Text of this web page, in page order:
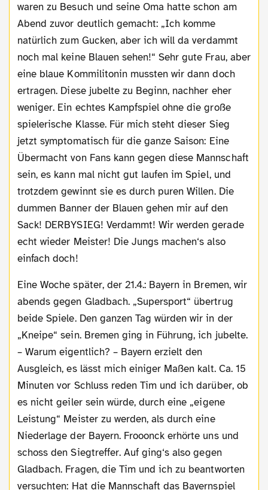
waren zu Besuch und seine Oma hatte schon am
Abend zuvor deutlich gemacht: „Ich komme
natürlich zum Gucken, aber ich will da verdammt
noch mal keine Blauen sehen!“ Sehr gute Frau, aber
eine blaue Kommilitonin mussten wir dann doch
ertragen. Diese jubelte zu Beginn, nachher eher
weniger. Ein echtes Kampfspiel ohne die große
spielerische Klasse. Für mich steht dieser Sieg
jetzt symptomatisch für die ganze Saison: Eine
Übermacht von Fans kann gegen diese Mannschaft
sein, es kann mal nicht gut laufen im Spiel, und
trotzdem gewinnt sie es durch puren Willen. Die
dummen Banner der Blauen gehen mir auf den
Sack! DERBYSIEG! Verdammt! Wir werden gerade
echt wieder Meister! Die Jungs machen‘s also
einfach doch!
Eine Woche später, der 21.4.: Bayern in Bremen, wir
abends gegen Gladbach. „Supersport“ übertrug
beide Spiele. Den ganzen Tag würden wir in der
„Kneipe“ sein. Bremen ging in Führung, ich jubelte.
– Warum eigentlich? – Bayern erzielt den
Ausgleich, es lässt mich einiger Maßen kalt. Ca. 15
Minuten vor Schluss reden Tim und ich darüber, ob
es nicht geiler sein würde, durch eine „eigene
Leistung“ Meister zu werden, als durch eine
Niederlage der Bayern. Frooonck erhörte uns und
schoss den Siegtreffer. Auf ging‘s also gegen
Gladbach. Fragen, die Tim und ich zu beantworten
versuchten: Hat die Mannschaft das Bayernspiel